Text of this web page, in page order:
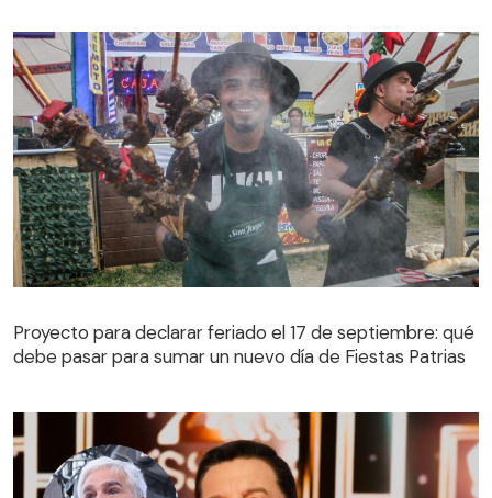
Proyecto para declarar feriado el 17 de septiembre: qué
debe pasar para sumar un nuevo día de Fiestas Patrias